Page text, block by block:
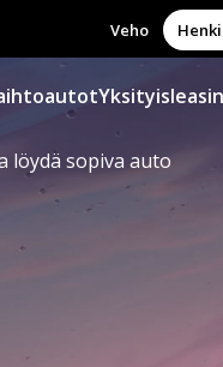
löydä sopiva auto
Veho